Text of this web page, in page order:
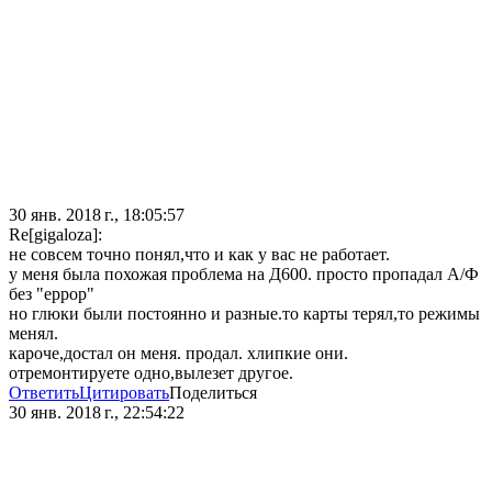
30 янв. 2018 г., 18:05:57
Re[gigaloza]:
не совсем точно понял,что и как у вас не работает.
у меня была похожая проблема на Д600. просто пропадал А/Ф
без "еррор"
но глюки были постоянно и разные.то карты терял,то режимы
менял.
кароче,достал он меня. продал. хлипкие они.
отремонтируете одно,вылезет другое.
ОтветитьЦитироватьПоделиться
30 янв. 2018 г., 22:54:22